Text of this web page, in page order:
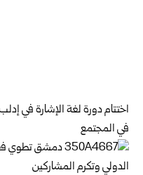
في المجتمع